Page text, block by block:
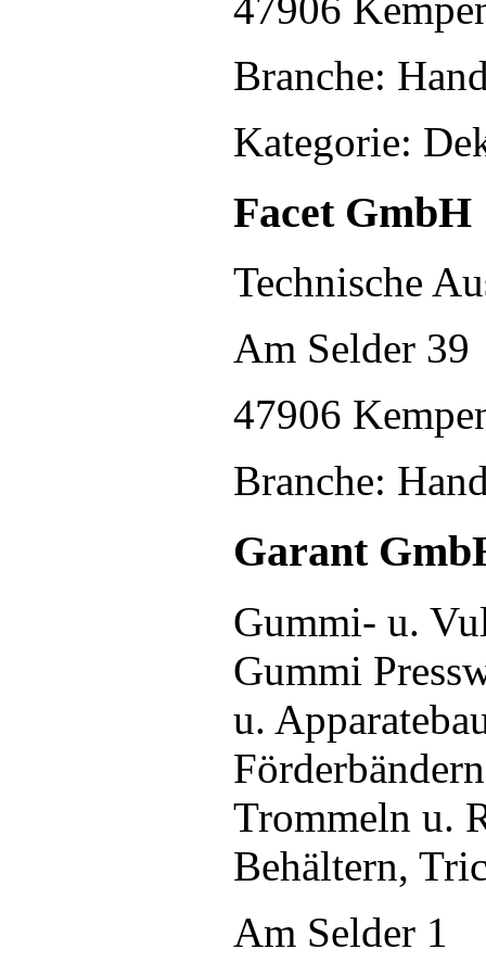
Branche:
Kategorie:
Facet GmbH
Technische
Am Selder 39
47906
Branche:
Garant
Gummi- u.
Gummi
u.
Trommeln u.
Behältern,
Am Selder 1